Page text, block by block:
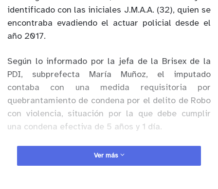
identificado con las iniciales J.M.A.A. (32), quien se
encontraba evadiendo el actuar policial desde el
año 2017.
Según lo informado por la jefa de la Brisex de la
PDI, subprefecta María Muñoz, el imputado
contaba con una medida requisitoria por
quebrantamiento de condena por el delito de Robo
con violencia, situación por la que debe cumplir
una condena efectiva de 5 años y 1 día.
Anuncio Patrocinado
Además, el aprehendido cuenta con una orden de
Ver más